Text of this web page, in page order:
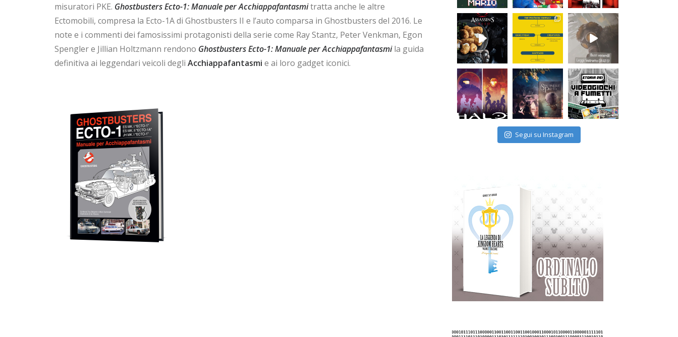
misuratori PKE. Ghostbusters Ecto-1: Manuale per Acchiappafantasmitratta anche le altre
Ectomobili, compresa la Ecto-1A di Ghostbusters II e l’auto comparsa in Ghostbusters del 2016. Le
note e i commenti dei famosissimi protagonisti della serie come Ray Stantz, Peter Venkman, Egon
Spengler e Jillian Holtzmann rendono Ghostbusters Ecto-1: Manuale per Acchiappafantasmila guida
definitiva ai leggendari veicoli degli Acchiappafantasmi e ai loro gadget iconici.
Segui su Instagram